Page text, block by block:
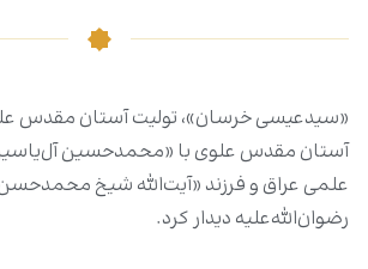
«سیدعیسی خرسان»، تولیت آستان مقدس
آستان مقدس علوی با «محمدحسین
علمی عراق و فرزند «آیت‌الله شیخ
رضوان‌الله‌علیه دیدار کرد.